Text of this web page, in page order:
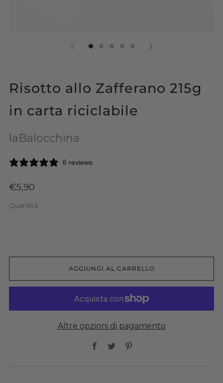
Risotto allo Zafferano 215g
in carta riciclabile
laBalocchina
6 reviews
Prezzo
listino
€5,90
Quantità:
AGGIUNGI AL CARRELLO
Altre opzioni di pagamento
Facebook
Twitter